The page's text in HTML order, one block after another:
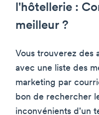
l'hôtellerie :
meilleur ?
Vous trouverez des
avec une liste des
marketing par
bon de rechercher
inconvénients d'un